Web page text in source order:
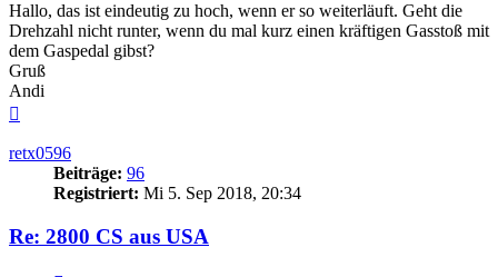
Hallo, das ist eindeutig zu hoch, wenn er so weiterläuft. Geht die
Drehzahl nicht runter, wenn du mal kurz einen kräftigen Gasstoß mit
dem Gaspedal gibst?
Gruß
Andi
retx0596
Beiträge: 96
Registriert: Mi 5. Sep 2018, 20:34
Re: 2800 CS aus USA